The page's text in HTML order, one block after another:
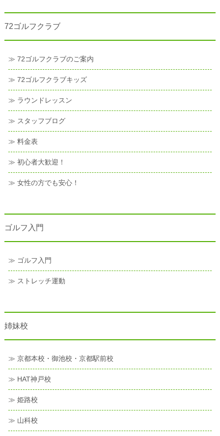
72ゴルフクラブ
≫ 72ゴルフクラブのご案内
≫ 72ゴルフクラブキッズ
≫ ラウンドレッスン
≫ スタッフブログ
≫ 料金表
≫ 初心者大歓迎！
≫ 女性の方でも安心！
ゴルフ入門
≫ ゴルフ入門
≫ ストレッチ運動
姉妹校
≫ 京都本校・御池校・京都駅前校
≫ HAT神戸校
≫ 姫路校
≫ 山科校